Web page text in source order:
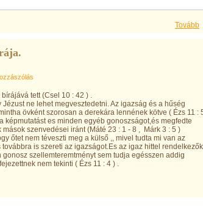
Tovább
tett (Csel 10 : 42 ) .
ne lehet megvesztedetni. Az igazság és a hűség
övként szorosan a derekára lennének kötve ( Ézs 11 :
képmutatást es minden egyéb gonoszságot,és megfedte
szenvedései iránt (Máté 23 : 1 - 8 , Márk 3 : 5 )
őtet nem téveszti meg a külső ,, mivel tudta mi van az
is szereti az igazságot.Es az igaz hittel
szellemteremtményt sem tudja egésszen addig
nem tekinti ( Ézs 11 : 4 ) .